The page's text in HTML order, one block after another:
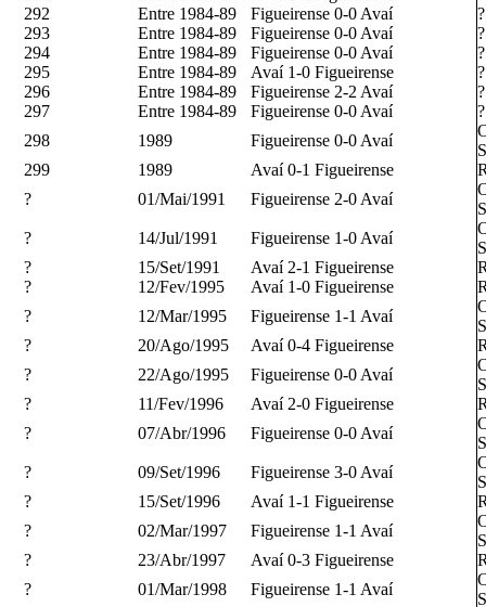
292
Entre 1984-89 Figueirense 0-0 Avaí
?
293
Entre 1984-89 Figueirense 0-0 Avaí
?
294
Entre 1984-89 Figueirense 0-0 Avaí
?
295
Entre 1984-89 Avaí 1-0 Figueirense
?
296
Entre 1984-89 Figueirense 2-2 Avaí
?
297
Entre 1984-89 Figueirense 0-0 Avaí
?
298
1989 Figueirense 0-0 Avaí
299
1989 Avaí 0-1 Figueirense
?
01/Mai/1991 Figueirense 2-0 Avaí
?
14/Jul/1991 Figueirense 1-0 Avaí
?
15/Set/1991 Avaí 2-1 Figueirense
?
12/Fev/1995 Avaí 1-0 Figueirense
?
12/Mar/1995 Figueirense 1-1 Avaí
?
20/Ago/1995 Avaí 0-4 Figueirense
?
22/Ago/1995 Figueirense 0-0 Avaí
?
11/Fev/1996 Avaí 2-0 Figueirense
?
07/Abr/1996 Figueirense 0-0 Avaí
?
09/Set/1996 Figueirense 3-0 Avaí
?
15/Set/1996 Avaí 1-1 Figueirense
?
02/Mar/1997 Figueirense 1-1 Avaí
?
23/Abr/1997 Avaí 0-3 Figueirense
?
01/Mar/1998 Figueirense 1-1 Avaí